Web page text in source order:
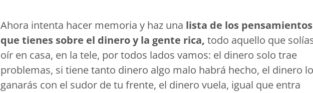
Ahora intenta hacer memoria y haz una lista de los pensamientos
que tienes sobre el dinero y la gente rica, todo aquello que
oír en casa, en la tele, por todos lados vamos: el dinero solo trae
problemas, si tiene tanto dinero algo malo habrá hecho, el dinero lo
ganarás con el sudor de tu frente, el dinero vuela, igual que entra